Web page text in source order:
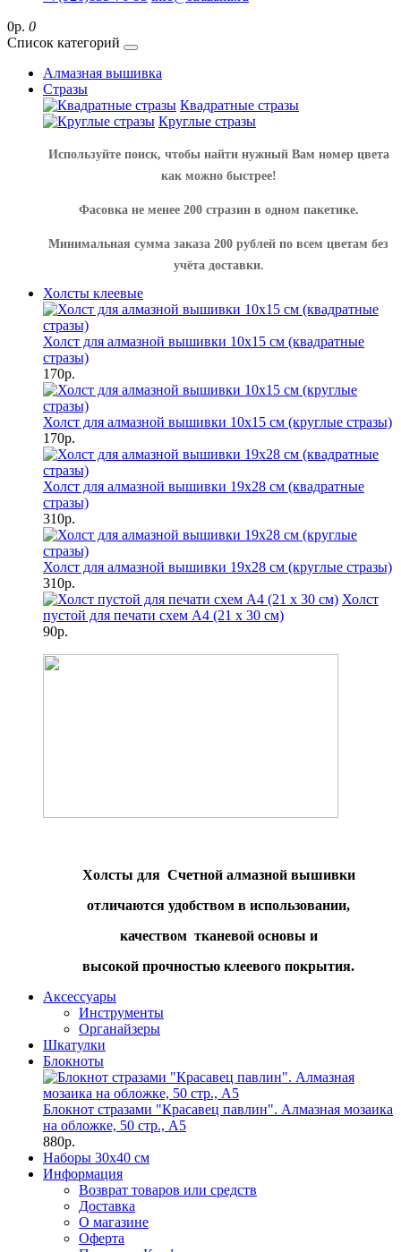
0р. 0
Список категорий
Алмазная вышивка
Стразы
Квадратные стразы
Круглые стразы
Используйте поиск, чтобы найти нужный Вам номер цвета
как можно быстрее!
Фасовка не менее 200 стразин в одном пакетике.
Минимальная сумма заказа 200 рублей по всем цветам без
учёта доставки.
Холсты клеевые
Холст для алмазной вышивки 10х15 см (квадратные
стразы)
170р.
Холст для алмазной вышивки 10х15 см (круглые стразы)
170р.
Холст для алмазной вышивки 19х28 см (квадратные
стразы)
310р.
Холст для алмазной вышивки 19х28 см (круглые стразы)
310р.
Холст
пустой для печати схем А4 (21 х 30 см)
90р.
Холсты для Счетной алмазной вышивки
отличаются удобством в использовании,
качеством тканевой основы и
высокой прочностью клеевого покрытия.
Аксессуары
Инструменты
Органайзеры
Шкатулки
Блокноты
Блокнот стразами "Красавец павлин". Алмазная мозаика
на обложке, 50 стр., А5
880р.
Наборы 30х40 см
Информация
Возврат товаров или средств
Доставка
О магазине
Оферта